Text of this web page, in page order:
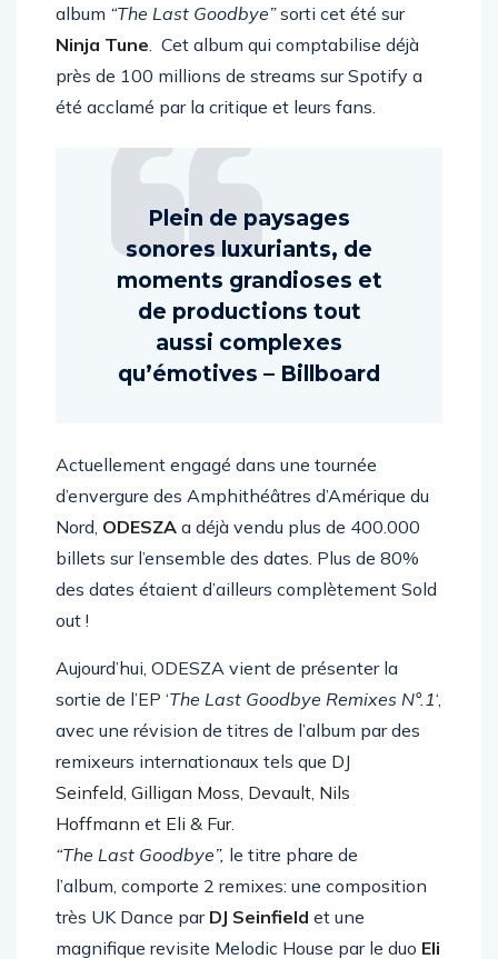
vient de publier un EP de remixesde leur 4e
album“The Last Goodbye” sorti cet été sur
Ninja Tune. Cet album qui comptabilise déjà
près de 100 millions de streams sur Spotify a
Plein de paysages
sonores luxuriants, de
moments grandioses et
de productions tout
aussi complexes
Actuellement engagé dans une tournée
d’envergure des Amphithéâtres d’Amérique du
Nord,ODESZAa déjà vendu plus de 400.000
billets sur l’ensemble des dates. Plus de 80%
des dates étaient d’ailleurs complètement Sold
Aujourd’hui, ODESZA vient de présenter la
sortie de l’EP ‘The Last Goodbye Remixes N°.1
avec une révision de titres de l’album par des
remixeurs internationaux tels queDJ
Seinfeld,Gilligan Moss
Hoffmann etEli & Fur.
“The Last Goodbye”,le titre phare de
l’album, comporte 2 remixes: une composition
très UK Dance par DJ Seinfieldet une